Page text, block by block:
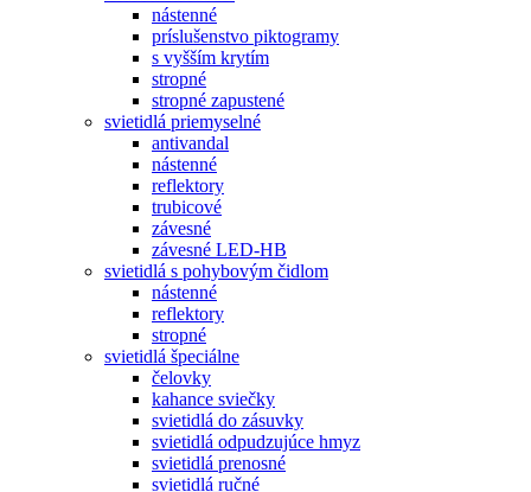
nástenné
príslušenstvo piktogramy
s vyšším krytím
stropné
stropné zapustené
svietidlá priemyselné
antivandal
nástenné
reflektory
trubicové
závesné
závesné LED-HB
svietidlá s pohybovým čidlom
nástenné
reflektory
stropné
svietidlá špeciálne
čelovky
kahance sviečky
svietidlá do zásuvky
svietidlá odpudzujúce hmyz
svietidlá prenosné
svietidlá ručné